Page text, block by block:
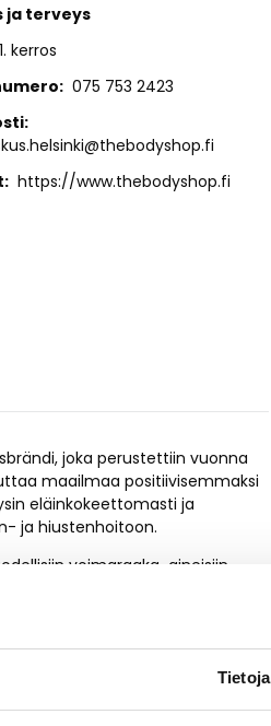
Tietoja
ja terveys
1. kerros
075 753 2423
https://www.thebodyshop.fi
joka perustettiin vuonna
maailmaa positiivisemmaksi
eläinkokeettomasti ja
ja hiustenhoitoon.
voimaraaka-aineisiin
kasvatettu ja ostettu –
ja kosteuta ihosi. Meille kaikki